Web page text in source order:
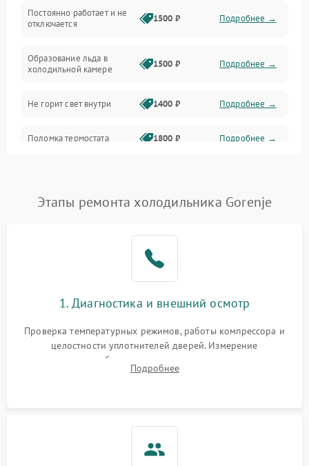
Постоянно работает и не
отключается
1500 ₽ Подробнее →
Образование льда в
холодильной камере
1500 ₽ Подробнее →
Не горит свет внутри 1400 ₽ Подробнее →
Поломка термостата 1800 ₽ Подробнее →
Поломка системы No Frost 2600 ₽ Подробнее →
работе
2000 ₽ Подробнее →
1000 ₽
1800 ₽
Этапы ремонта холодильника Gorenje
1. Диагностика и внешний осмотр
Проверка температурных режимов, работы компрессора и
целостности уплотнителей дверей. Измерение
сопротивления обмоток мотора, проверка термостата и
считывание кодов ошибок с электронного дисплея.
Подробнее